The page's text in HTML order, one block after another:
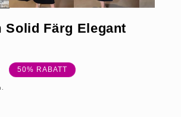
Solid Färg Elegant
50% RABATT